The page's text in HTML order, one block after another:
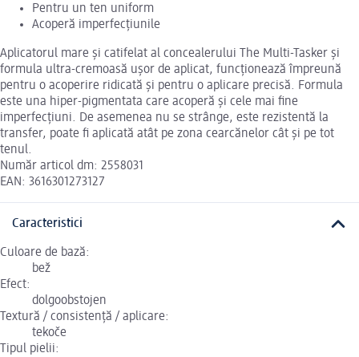
Pentru un ten uniform
Acoperă imperfecțiunile
Aplicatorul mare și catifelat al concealerului The Multi-Tasker și
formula ultra-cremoasă ușor de aplicat, funcționează împreună
pentru o acoperire ridicată și pentru o aplicare precisă. Formula
este una hiper-pigmentata care acoperă și cele mai fine
imperfecțiuni. De asemenea nu se strânge, este rezistentă la
transfer, poate fi aplicată atât pe zona cearcănelor cât și pe tot
tenul.
Număr articol dm: 2558031
EAN: 3616301273127
Caracteristici
Culoare de bază:
bež
Efect:
dolgoobstojen
Textură / consistență / aplicare:
tekoče
Tipul pielii: